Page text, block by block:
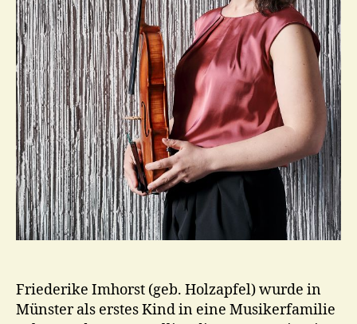
Friederike Imhorst (geb. Holzapfel) wurde in
Münster als erstes Kind in eine Musikerfamilie